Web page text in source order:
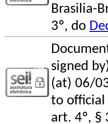
Brasilia-
3º, do
signed
(at) 06/
to official
art. 4º, §